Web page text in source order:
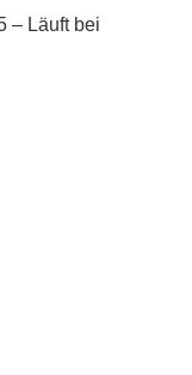
– Läuft bei